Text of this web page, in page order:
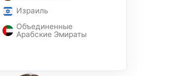
Израиль
Объединенные
Арабские Эмираты